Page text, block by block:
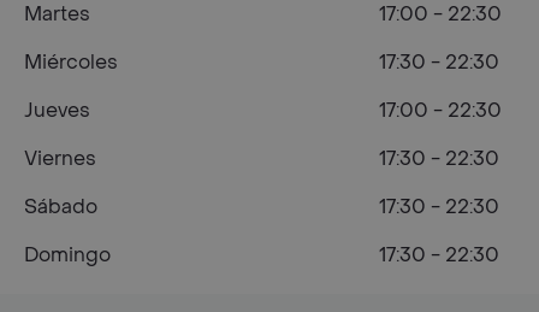
Martes
17:00 - 22:30
Miércoles
17:30 - 22:30
Jueves
17:00 - 22:30
Viernes
17:30 - 22:30
Sábado
17:30 - 22:30
Domingo
17:30 - 22:30